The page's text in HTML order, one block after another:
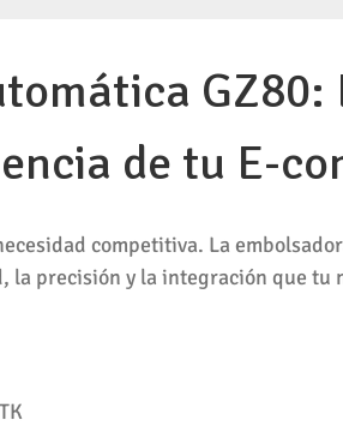
GZ80:
de tu E-
competitiva. La
la precisión y la integración que tu